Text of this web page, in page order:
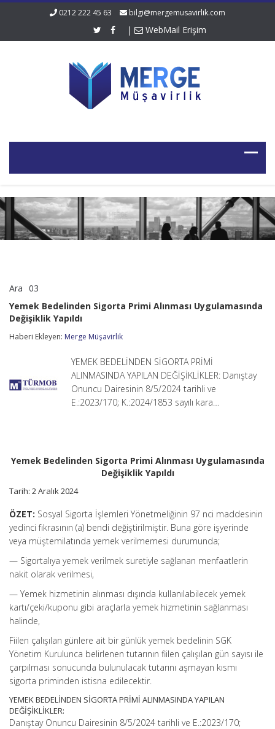
0212 222 45 63 bilgi@mergemusavirlik.com
| WebMail Erişim
Ara 03
Sigorta
Primi
Uygulamasında
Yapıldı
Yemek Bedelinden Sigorta Primi Alınması Uygulamasında
Değişiklik Yapıldı
Haberi Ekleyen: Merge Müşavirlik
YEMEK BEDELİNDEN SİGORTA PRİMİ
ALINMASINDA YAPILAN DEĞİŞİKLİKLER: Danıştay
Onuncu Dairesinin 8/5/2024 tarihli ve
E.:2023/170; K.:2024/1853 sayılı kara…
Yemek Bedelinden Sigorta Primi Alınması Uygulamasında
Değişiklik Yapıldı
Tarih: 2 Aralık 2024
ÖZET: Sosyal Sigorta İşlemleri Yönetmeliğinin 97 nci maddesinin
yedinci fıkrasının (a) bendi değiştirilmiştir. Buna göre işyerinde
veya müştemilatında yemek verilmemesi durumunda;
— Sigortalıya yemek verilmek suretiyle sağlanan menfaatlerin
nakit olarak verilmesi,
— Yemek hizmetinin alınması dışında kullanılabilecek yemek
kartı/çeki/kuponu gibi araçlarla yemek hizmetinin sağlanması
halinde,
Fiilen çalışılan günlere ait bir günlük yemek bedelinin SGK
Yönetim Kurulunca belirlenen tutarının fiilen çalışılan gün sayısı ile
çarpılması sonucunda bulunulacak tutarını aşmayan kısmı
sigorta priminden istisna edilecektir.
YEMEK BEDELİNDEN SİGORTA PRİMİ ALINMASINDA YAPILAN
DEĞİŞİKLİKLER:
Danıştay Onuncu Dairesinin 8/5/2024 tarihli ve E.:2023/170;